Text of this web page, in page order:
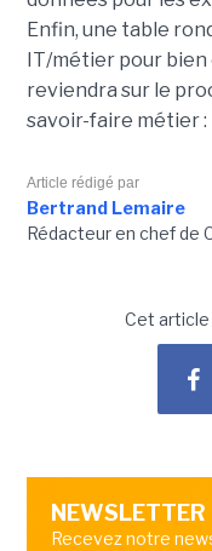
Enfin, une table
IT/métier pour
reviendra sur le
savoir-faire métier :
Article rédigé par
Bertrand Lemaire
Rédacteur en chef de
Cet article
NEWSLETTER
Recevez notre